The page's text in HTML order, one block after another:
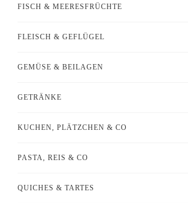
FISCH & MEERESFRÜCHTE
FLEISCH & GEFLÜGEL
GEMÜSE & BEILAGEN
GETRÄNKE
KUCHEN, PLÄTZCHEN & CO
PASTA, REIS & CO
QUICHES & TARTES